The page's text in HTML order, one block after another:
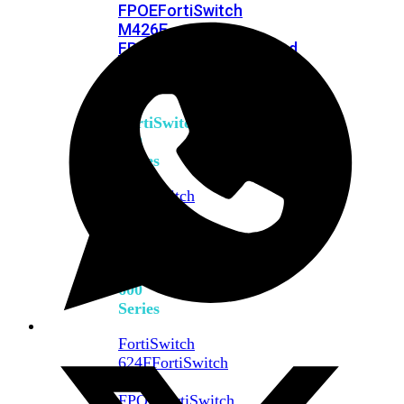
FPOEFortiSwitch
M426E-
FPOE
FortiSwitchRugged
FortiSwitch
500
Series
FortiSwitch
600
Series
FortiSwitch
624FFortiSwitch
FPOE
FortiSwitch